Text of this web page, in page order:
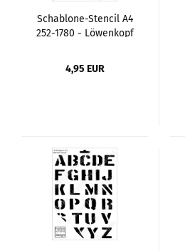
Schablone-Stencil A4
252-1780 - Löwenkopf
4,95 EUR